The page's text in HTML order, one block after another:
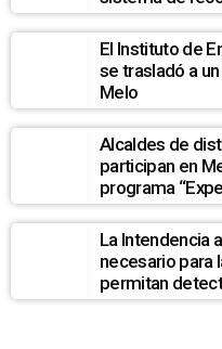
El Instituto de
se trasladó a
Melo
Alcaldes de
participan en
programa
La Intendencia
necesario para
permitan
hidatídico